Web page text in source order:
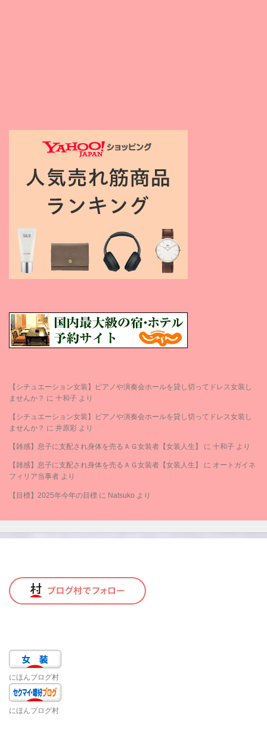
【シチュエーション女装】ピアノや演奏会ホールを貸し切ってドレス女装し
ませんか？ に 十和子 より
【シチュエーション女装】ピアノや演奏会ホールを貸し切ってドレス女装し
ませんか？ に 井原彩 より
【雑感】息子に支配され身体を売るＡＧ女装者【女装人生】 に 十和子 より
【雑感】息子に支配され身体を売るＡＧ女装者【女装人生】 に オートガイネ
フィリア当事者 より
【目標】2025年今年の目標 に Natsuko より
にほんブログ村
にほんブログ村